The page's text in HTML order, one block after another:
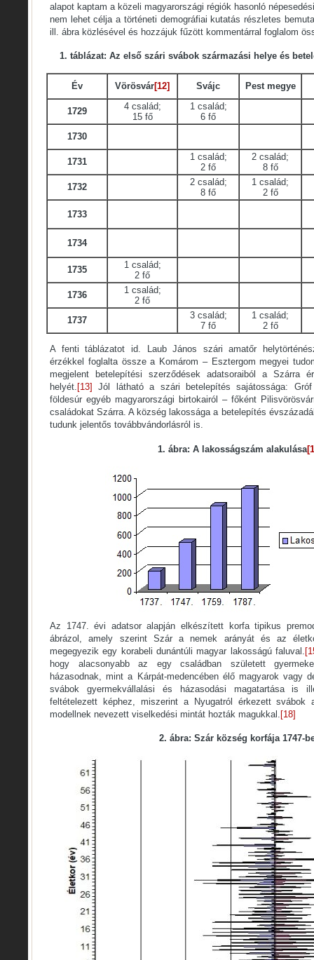
alapot kaptam a közeli magyarországi régiók hasonló
nem lehet célja a történeti demográfiai kutatás részletes
ill. ábra közlésével és hozzájuk fűzött kommentárral foglalom
1. táblázat: Az első szári svábok származási helye és
Év Vörösvár[12] Svájc Pest megye
1729
4 család;
15 fő
1 család;
6 fő
1730
1731
1 család;
2 fő
2 család;
8 fő
1732
2 család;
8 fő
1 család;
2 fő
1733
1734
1735
1 család;
2 fő
1736
1 család;
2 fő
1737
3 család;
7 fő
1 család;
2 fő
A fenti táblázatot id. Laub János szári amatőr
érzékkel foglalta össze a Komárom – Esztergom megyei
megjelent betelepítési szerződések adatsoraiból a Szárra
helyét. [13]
Jól látható a szári betelepítés sajátossága:
földesúr egyéb magyarországi birtokairól – főként
családokat Szárra. A község lakossága a betelepítés
tudunk jelentős továbbvándorlásról is.
1. ábra: A lakosságszám alakulása
Az 1747. évi adatsor alapján elkészített korfa tipikus
ábrázol, amely szerint Szár a nemek arányát és az
megegyezik egy korabeli dunántúli magyar lakosságú faluval.
hogy alacsonyabb az egy családban született
házasodnak, mint a Kárpát-medencében élő magyarok vagy
svábok gyermekvállalási és házasodási magatartása is
feltételezett képhez, miszerint a Nyugatról érkezett svábok
modellnek nevezett viselkedési mintát hozták magukkal. [18]
2. ábra: Szár község korfája 1747-